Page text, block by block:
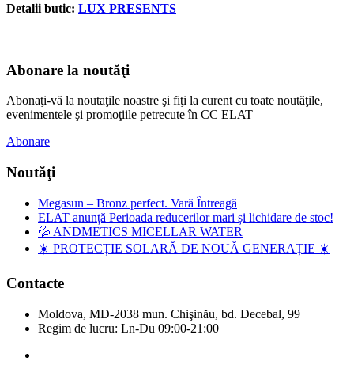
Detalii butic: LUX PRESENTS
Abonare la noutăţi
Abonaţi-vă la noutaţile noastre şi fiţi la curent cu toate noutăţile,
evenimentele şi promoţiile petrecute în CC ELAT
Abonare
Noutăţi
Megasun – Bronz perfect. Vară Întreagă
ELAT anunță Perioada reducerilor mari și lichidare de stoc!
💦 ANDMETICS MICELLAR WATER
☀️ PROTECȚIE SOLARĂ DE NOUĂ GENERAȚIE ☀️
Contacte
Moldova, MD-2038 mun. Chişinău, bd. Decebal, 99
Regim de lucru: Ln-Du 09:00-21:00